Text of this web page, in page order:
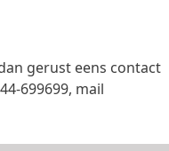
gerust eens contact
699699, mail